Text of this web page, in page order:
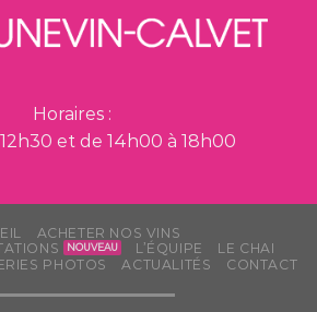
Horaires :
et de 14h00 à 18h00
ACHETER NOS VINS
L’ÉQUIPE
LE CHAI
PHOTOS ACTUALITÉS CONTACT